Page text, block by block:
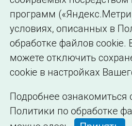
программ
условиях, описанных в
обработке файлов cookie.
можете отключить
cookie в настройках
Подробнее ознакомиться
Политики по обработке